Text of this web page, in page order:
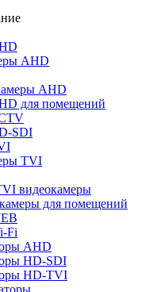
AHD
AHD
для помещений
SDI
TVI
видеокамеры
для помещений
Fi
AHD
HD-SDI
HD-TVI